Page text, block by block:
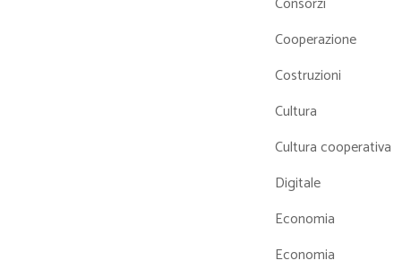
Cooperazione
Costruzioni
Cultura
Cultura cooperativa
Digitale
Economia
Economia